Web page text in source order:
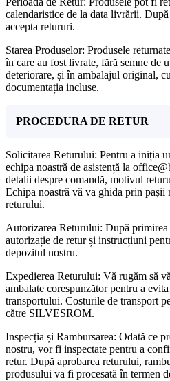
calendaristice de la data livrării.
accepta retururi.
Starea Produselor: Produsele
în care au fost livrate, fără semne de
deteriorare, și în ambalajul original,
documentația incluse.
PROCEDURA DE RETUR
Solicitarea Returului: Pentru a iniția
echipa noastră de asistență la
detalii despre comandă, motivul
Echipa noastră vă va ghida prin pașii
returului.
Autorizarea Returului: După
autorizație de retur și instrucțiuni
depozitul nostru.
Expedierea Returului: Vă rugăm să
ambalate corespunzător pentru a
transportului. Costurile de transport
către SILVESROM.
Inspecția și Rambursarea: Odată ce
nostru, vor fi inspectate pentru a
retur. După aprobarea returului,
produsului va fi procesată în termen